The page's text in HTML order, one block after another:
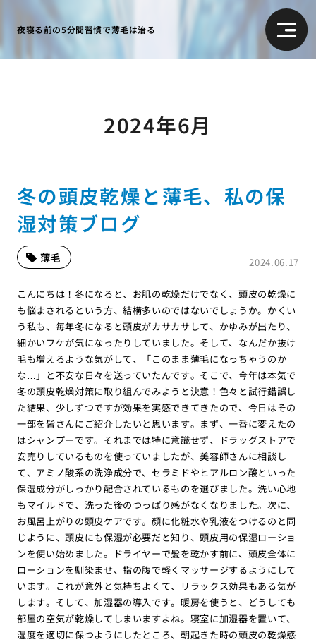
夜寝る前の5分間習慣で薄毛は治る
2024年6月
冬の頭皮乾燥と薄毛、私の保
湿対策ブログ
2024.06.17
薄毛
こんにちは！冬になると、お肌の乾燥だけでなく、頭皮の乾燥に
も悩まされるという方、結構多いのではないでしょうか。かくい
う私も、毎年冬になると頭皮がカサカサして、かゆみが出たり、
細かいフケが気になったりしていました。そして、なんだか抜け
毛も増えるような気がして、「このまま薄毛になっちゃうのか
な…」と不安な日々を送っていたんです。そこで、今年は本気で
冬の頭皮乾燥対策に取り組んでみようと決意！色々と試行錯誤し
た結果、少しずつですが効果を実感できてきたので、今日はその
一部を皆さんにご紹介したいと思います。まず、一番に変えたの
はシャンプーです。それまでは特に意識せず、ドラッグストアで
安売りしているものを使っていましたが、美容師さんに相談し
て、アミノ酸系の洗浄成分で、セラミドやヒアルロン酸といった
保湿成分がしっかり配合されているものを選びました。洗い心地
もマイルドで、洗った後のつっぱり感がなくなりました。次に、
お風呂上がりの頭皮ケアです。顔に化粧水や乳液をつけるのと同
じように、頭皮にも保湿が必要だと知り、頭皮用の保湿ローショ
ンを使い始めました。ドライヤーで髪を乾かす前に、頭皮全体に
ローションを馴染ませ、指の腹で軽くマッサージするようにして
います。これが意外と気持ちよくて、リラックス効果もある気が
します。そして、加湿器の導入です。暖房を使うと、どうしても
部屋の空気が乾燥してしまいますよね。寝室に加湿器を置いて、
湿度を適切に保つようにしたところ、朝起きた時の頭皮の乾燥感